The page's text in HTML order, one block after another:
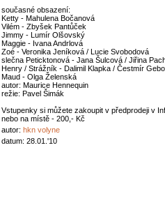
současné obsazení:
Ketty - Mahulena Bočanová
Vilém - Zbyšek Pantůček
Jimmy - Lumír Olšovský
Maggie - Ivana Andrlová
Zoé - Veronika Jeníková / Lucie Svobodová
slečna Peticktonová - Jana Šulcová / Jiřina
Henry / Strážník - Dalimil Klapka / Čestmír
Maud - Olga Želenská
autor: Maurice Hennequin
režie: Pavel Šimák
Vstupenky si můžete zakoupit v předprodeji v
nebo na místě - 200,- Kč
autor: hkn volyne
datum: 28.01.'10